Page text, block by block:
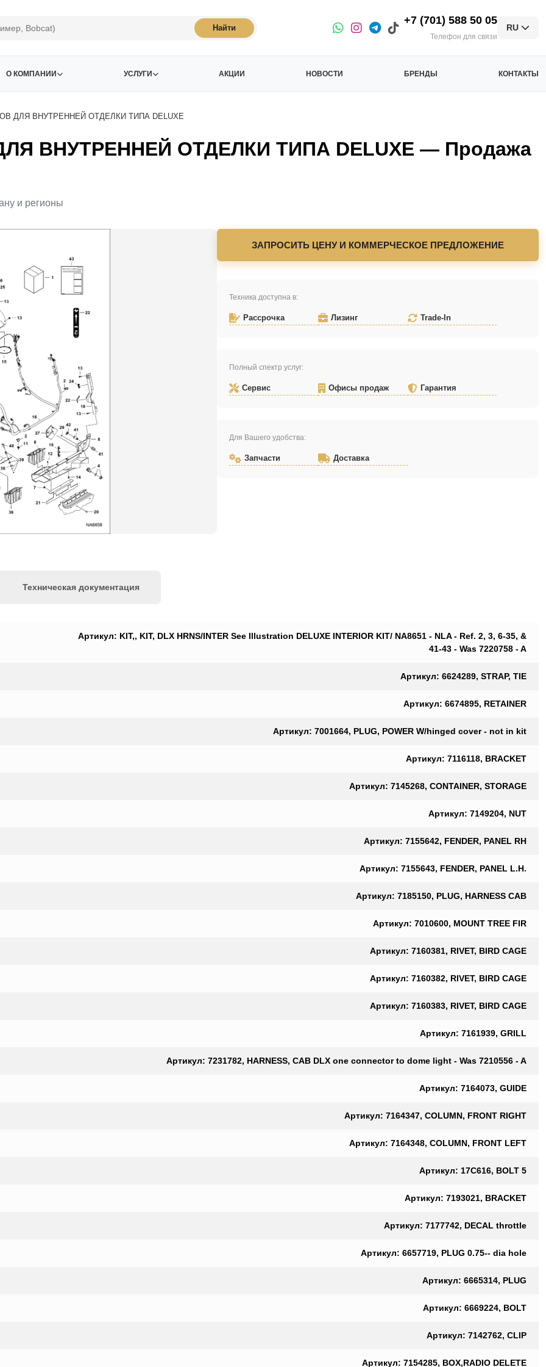
Найти
+7 (701) 588 50 05
Телефон для связи
RU
О КОМПАНИИ УСЛУГИ АКЦИИ НОВОСТИ БРЕНДЫ КОНТАКТЫ
ДЛЯ ВНУТРЕННЕЙ ОТДЕЛКИ ТИПА DELUXE
ВНУТРЕННЕЙ ОТДЕЛКИ ТИПА DELUXE — Продажа
и регионы
ЗАПРОСИТЬ ЦЕНУ И КОММЕРЧЕСКОЕ ПРЕДЛОЖЕНИЕ
Техника доступна в:
Рассрочка Лизинг Trade-In
Полный спектр услуг:
Сервис Офисы продаж Гарантия
Для Вашего удобства:
Запчасти Доставка
Техническая документация
Артикул: KIT,, KIT, DLX HRNS/INTER See Illustration DELUXE INTERIOR KIT/ NA8651 - NLA - Ref. 2, 3, 6-35, &
41-43 - Was 7220758 - A
Артикул: 6624289, STRAP, TIE
Артикул: 6674895, RETAINER
Артикул: 7001664, PLUG, POWER W/hinged cover - not in kit
Артикул: 7116118, BRACKET
Артикул: 7145268, CONTAINER, STORAGE
Артикул: 7149204, NUT
Артикул: 7155642, FENDER, PANEL RH
Артикул: 7155643, FENDER, PANEL L.H.
Артикул: 7185150, PLUG, HARNESS CAB
Артикул: 7010600, MOUNT TREE FIR
Артикул: 7160381, RIVET, BIRD CAGE
Артикул: 7160382, RIVET, BIRD CAGE
Артикул: 7160383, RIVET, BIRD CAGE
Артикул: 7161939, GRILL
Артикул: 7231782, HARNESS, CAB DLX one connector to dome light - Was 7210556 - A
Артикул: 7164073, GUIDE
Артикул: 7164347, COLUMN, FRONT RIGHT
Артикул: 7164348, COLUMN, FRONT LEFT
Артикул: 17C616, BOLT 5
Артикул: 7193021, BRACKET
Артикул: 7177742, DECAL throttle
Артикул: 6657719, PLUG 0.75-- dia hole
Артикул: 6665314, PLUG
Артикул: 6669224, BOLT
Артикул: 7142762, CLIP
Артикул: 7154285, BOX,RADIO DELETE